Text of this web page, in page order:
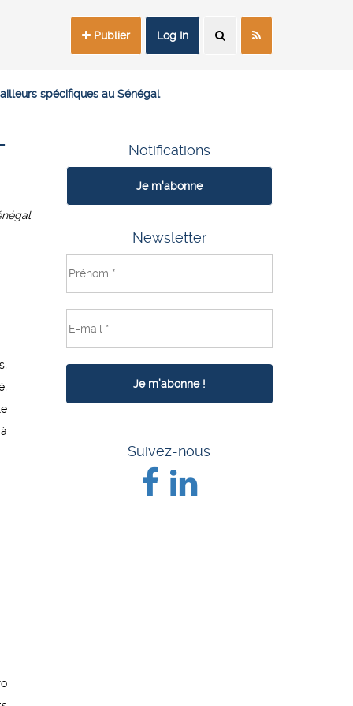
Publier Log In
spécifiques au Sénégal
Notifications
Je m'abonne
Newsletter
Suivez-nous